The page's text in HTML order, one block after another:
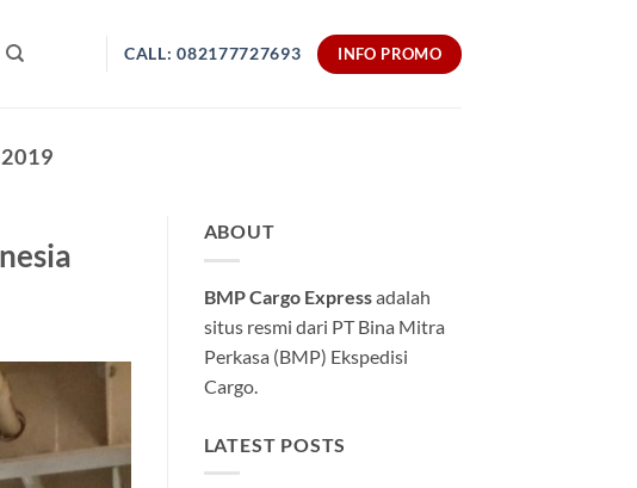
CALL: 082177727693 INFO PROMO
ABOUT
BMP Cargo Expressadalah
situs resmi dari PT Bina Mitra
Perkasa (BMP) Ekspedisi
Cargo.
LATEST POSTS